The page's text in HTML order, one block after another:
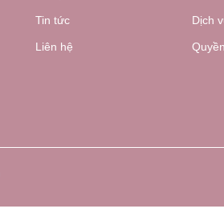
Tin tức
Liên hệ
Dịch